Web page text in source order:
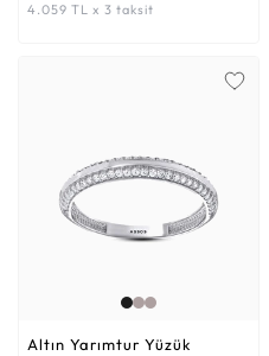
4.059 TL x 3 taksit
Altın Yarımtur Yüzük